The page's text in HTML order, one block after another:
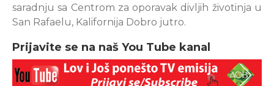
saradnju sa Centrom za oporavak divljih životinja u
San Rafaelu, Kalifornija Dobro jutro.
Prijavite se na naš You Tube kanal